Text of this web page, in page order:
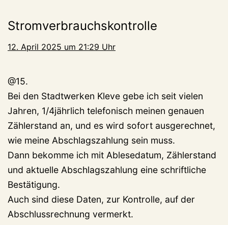
Stromverbrauchskontrolle
12. April 2025 um 21:29 Uhr
@15.
Bei den Stadtwerken Kleve gebe ich seit vielen
Jahren, 1/4jährlich telefonisch meinen genauen
Zählerstand an, und es wird sofort ausgerechnet,
wie meine Abschlagszahlung sein muss.
Dann bekomme ich mit Ablesedatum, Zählerstand
und aktuelle Abschlagszahlung eine schriftliche
Bestätigung.
Auch sind diese Daten, zur Kontrolle, auf der
Abschlussrechnung vermerkt.